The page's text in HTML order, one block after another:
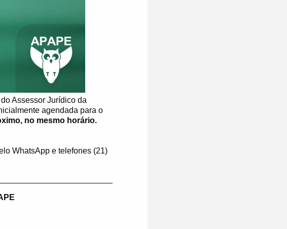
Assessor Jurídico da
agendada para o
no mesmo horário.
WhatsApp e telefones (21)